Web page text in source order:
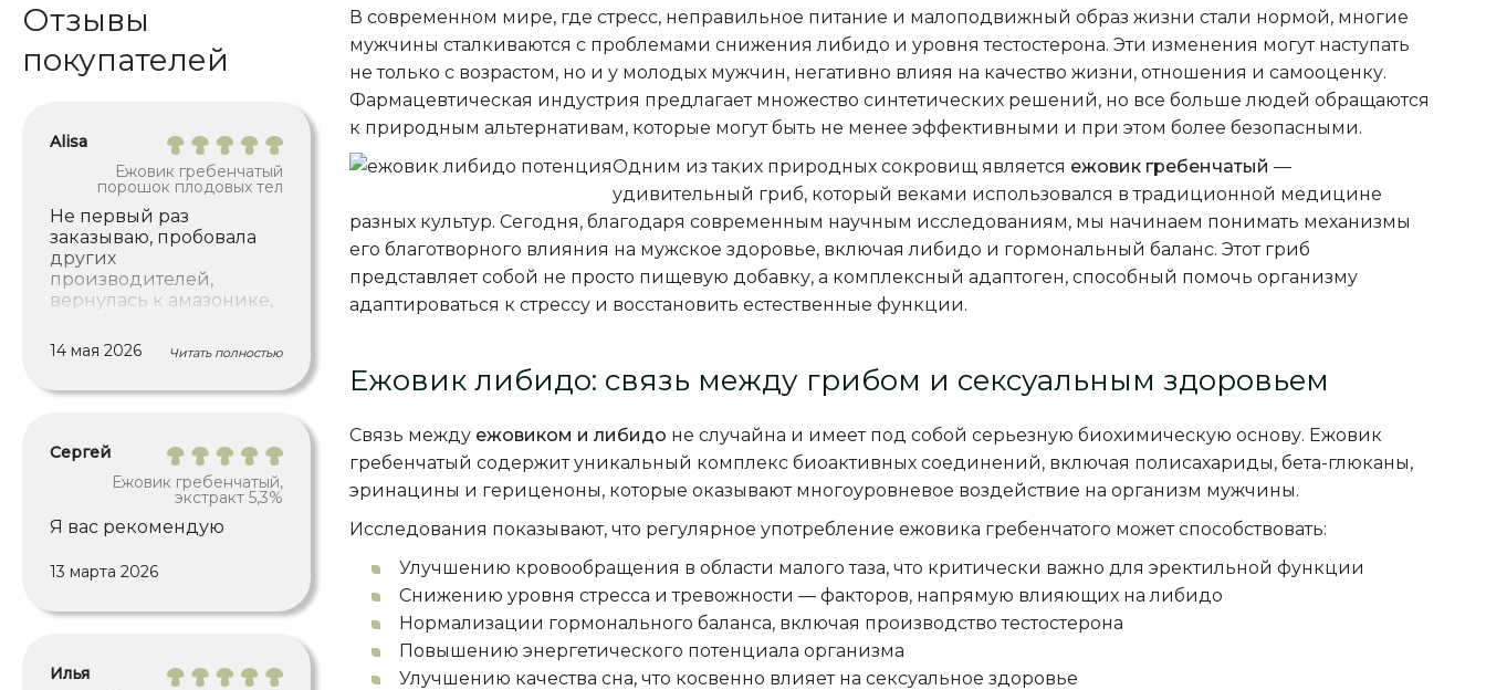
Отзывы
покупателей
Alisa
Ежовик гребенчатый
порошок плодовых тел
Не первый раз
заказываю, пробовала
других
производителей,
вернулась к амазонике,
"чистый" эффект, без
чрезмерной сонливости
было много
доп.эффектов, которые в
итоге распознались
мною не как те, что
полезны ) У амазоники
сознание получается от
Благодарю!
14 мая 2026 Читать полностью
Сергей
Ежовик гребенчатый,
экстракт 5,3%
Я вас рекомендую
13 марта 2026
Илья
В современном мире, где стресс, неправильное питание и малоподвижный образ жизни стали нормой, многие
мужчины сталкиваются с проблемами снижения либидо и уровня тестостерона. Эти изменения могут наступать
не только с возрастом, но и у молодых мужчин, негативно влияя на качество жизни, отношения и самооценку.
Фармацевтическая индустрия предлагает множество синтетических решений, но все больше людей обращаются
к природным альтернативам, которые могут быть не менее эффективными и при этом более безопасными.
Одним из таких природных сокровищ является ежовик гребенчатый —
удивительный гриб, который веками использовался в традиционной медицине
разных культур. Сегодня, благодаря современным научным исследованиям, мы начинаем понимать механизмы
его благотворного влияния на мужское здоровье, включая либидо и гормональный баланс. Этот гриб
представляет собой не просто пищевую добавку, а комплексный адаптоген, способный помочь организму
адаптироваться к стрессу и восстановить естественные функции.
Ежовик либидо: связь между грибом и сексуальным здоровьем
Связь между ежовиком и либидо не случайна и имеет под собой серьезную биохимическую основу. Ежовик
гребенчатый содержит уникальный комплекс биоактивных соединений, включая полисахариды, бета-глюканы,
эринацины и гериценоны, которые оказывают многоуровневое воздействие на организм мужчины.
Исследования показывают, что регулярное употребление ежовика гребенчатого может способствовать:
Улучшению кровообращения в области малого таза, что критически важно для эректильной функции
Снижению уровня стресса и тревожности — факторов, напрямую влияющих на либидо
Нормализации гормонального баланса, включая производство тестостерона
Повышению энергетического потенциала организма
Улучшению качества сна, что косвенно влияет на сексуальное здоровье